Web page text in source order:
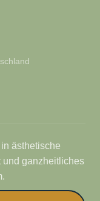
ästhetische
und ganzheitliches